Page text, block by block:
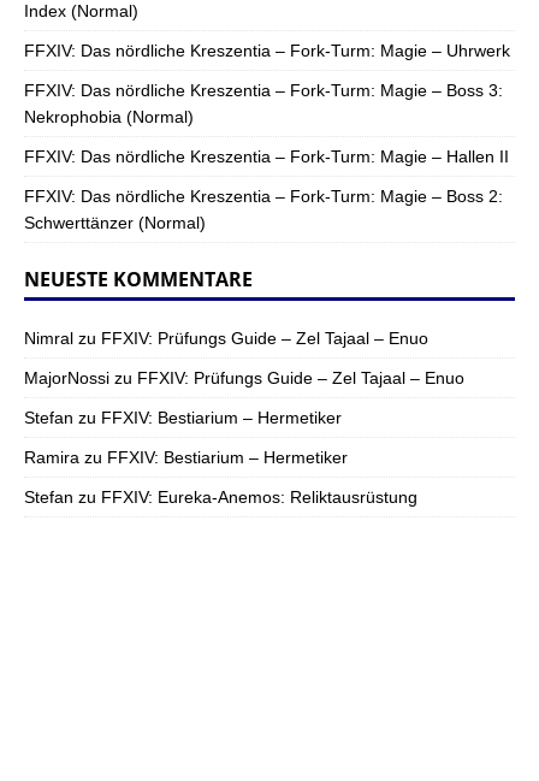
Index (Normal)
FFXIV: Das nördliche Kreszentia – Fork-Turm: Magie – Uhrwerk
FFXIV: Das nördliche Kreszentia – Fork-Turm: Magie – Boss 3:
Nekrophobia (Normal)
FFXIV: Das nördliche Kreszentia – Fork-Turm: Magie – Hallen II
FFXIV: Das nördliche Kreszentia – Fork-Turm: Magie – Boss 2:
Schwerttänzer (Normal)
NEUESTE KOMMENTARE
Nimral zu FFXIV: Prüfungs Guide – Zel Tajaal – Enuo
MajorNossi zu FFXIV: Prüfungs Guide – Zel Tajaal – Enuo
Stefan zu FFXIV: Bestiarium – Hermetiker
Ramira zu FFXIV: Bestiarium – Hermetiker
Stefan zu FFXIV: Eureka-Anemos: Reliktausrüstung